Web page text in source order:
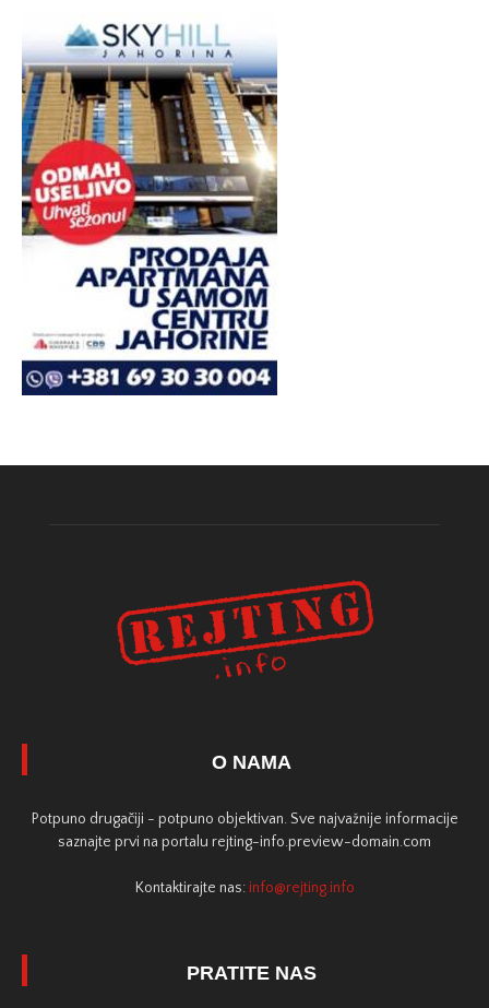
O NAMA
Potpuno drugačiji - potpuno objektivan. Sve najvažnije informacije
saznajte prvi na portalu rejting-info.preview-domain.com
Kontaktirajte nas: info@rejting.info
PRATITE NAS